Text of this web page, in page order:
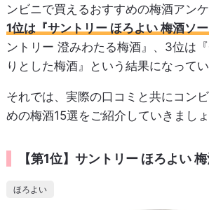
ンビニで買えるおすすめの梅酒アン
1位は『サントリー ほろよい 梅酒ソ
ントリー 澄みわたる梅酒』、3位は
りとした梅酒』という結果になってい
それでは、実際の口コミと共にコン
めの梅酒15選をご紹介していきましょ
【第1位】サントリー ほろよい
ほろよい